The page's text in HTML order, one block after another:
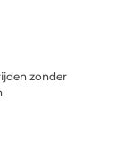
zonder